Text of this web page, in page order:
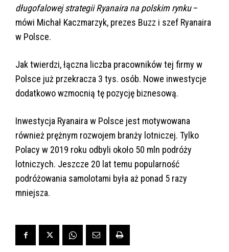
długofalowej strategii Ryanaira na polskim rynku–
mówi Michał Kaczmarzyk, prezes Buzz i szef Ryanaira
w Polsce.
Jak twierdzi, łączna liczba pracowników tej firmy w
Polsce już przekracza 3 tys. osób. Nowe inwestycje
dodatkowo wzmocnią tę pozycję biznesową.
Inwestycja Ryanaira w Polsce jest motywowana
również prężnym rozwojem branży lotniczej. Tylko
Polacy w 2019 roku odbyli około 50 mln podróży
lotniczych. Jeszcze 20 lat temu popularność
podróżowania samolotami była aż ponad 5 razy
mniejsza.